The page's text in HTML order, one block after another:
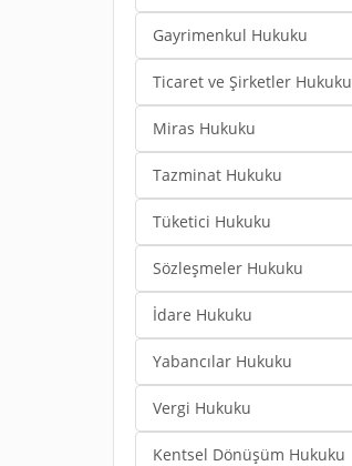
Gayrimenkul Hukuku
Ticaret ve Şirketler Hukuku
Miras Hukuku
Tazminat Hukuku
Tüketici Hukuku
Sözleşmeler Hukuku
İdare Hukuku
Yabancılar Hukuku
Vergi Hukuku
Kentsel Dönüşüm Hukuku